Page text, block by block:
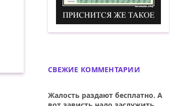
Приснится же такое.
СВЕЖИЕ КОММЕНТАРИИ
Жалость раздают бесплатно. А